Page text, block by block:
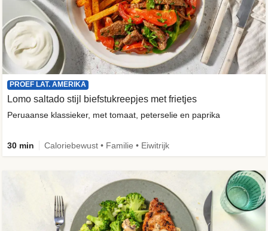
PROEF LAT. AMERIKA
Lomo saltado stijl biefstukreepjes met frietjes
Peruaanse klassieker, met tomaat, peterselie en paprika
30 min Caloriebewust • Familie • Eiwitrijk